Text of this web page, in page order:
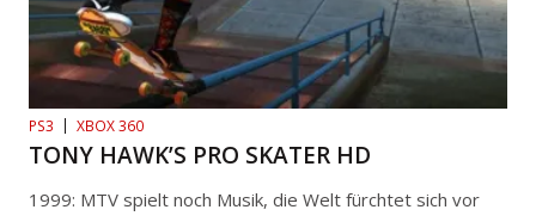
PS3 XBOX 360
TONY HAWK’S PRO SKATER HD
1999: MTV spielt noch Musik, die Welt fürchtet sich vor